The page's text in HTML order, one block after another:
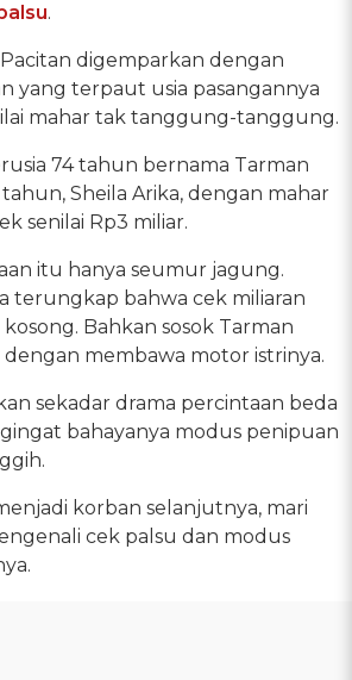
.
digemparkan dengan
yang terpaut usia pasangannya
mahar tak tanggung-tanggung.
74 tahun bernama Tarman
Sheila Arika, dengan mahar
senilai Rp3 miliar.
itu hanya seumur jagung.
terungkap bahwa cek miliaran
Bahkan sosok Tarman
membawa motor istrinya.
sekadar drama percintaan beda
bahayanya modus penipuan
korban selanjutnya, mari
cek palsu dan modus